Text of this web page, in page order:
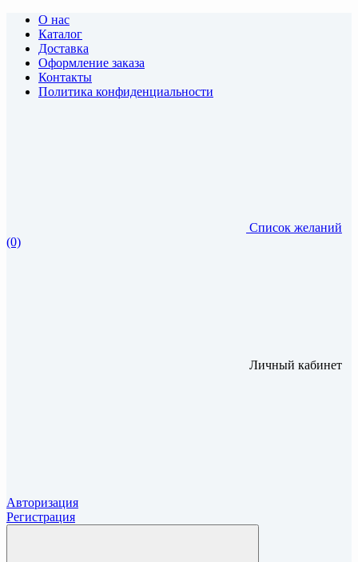
О нас
Каталог
Доставка
Оформление заказа
Контакты
Политика конфиденциальности
Список желаний
(0)
Личный кабинет
Авторизация
Регистрация